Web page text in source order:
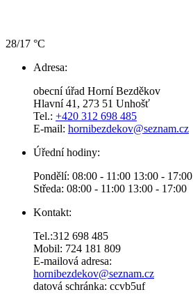
28/17 °C
Adresa:
obecní úřad Horní Bezděkov
Hlavní 41, 273 51 Unhošť
Tel.: +420 312 698 485
E-mail: hornibezdekov@seznam.cz
Úřední hodiny:
Pondělí: 08:00 - 11:00 13:00 - 17:00
Středa: 08:00 - 11:00 13:00 - 17:00
Kontakt:
Tel.:312 698 485
Mobil: 724 181 809
E-mailová adresa:
hornibezdekov@seznam.cz
datová schránka: ccvb5uf